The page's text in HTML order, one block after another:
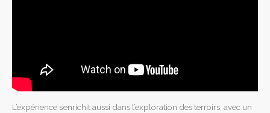
L’expérience s’enrichit aussi dans l’exploration des terroirs, avec un